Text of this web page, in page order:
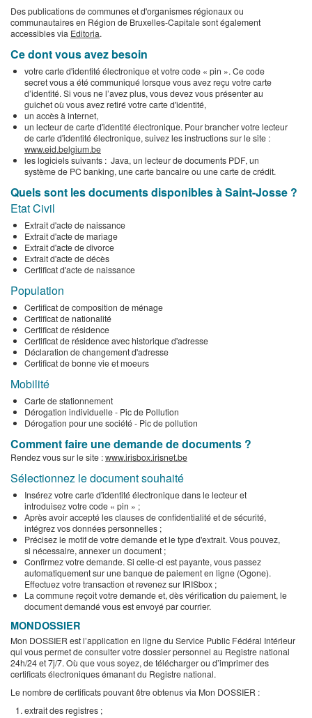
Des publications de communes et d'organismes régionaux ou
communautaires en Région de Bruxelles-Capitale sont également
accessibles via Editoria.
Ce dont vous avez besoin
votre carte d'identité électronique et votre code « pin ». Ce code
secret vous a été communiqué lorsque vous avez reçu votre carte
d’identité. Si vous ne l’avez plus, vous devez vous présenter au
guichet où vous avez retiré votre carte d'identité,
un accès à internet,
un lecteur de carte d'identité électronique. Pour brancher votre lecteur
de carte d'identité électronique, suivez les instructions sur le site :
www.eid.belgium.be
les logiciels suivants : Java, un lecteur de documents PDF, un
système de PC banking, une carte bancaire ou une carte de crédit.
Quels sont les documents disponibles à Saint-Josse ?
Etat Civil
Extrait d'acte de naissance
Extrait d'acte de mariage
Extrait d'acte de divorce
Extrait d'acte de décès
Certificat d'acte de naissance
Population
Certificat de composition de ménage
Certificat de nationalité
Certificat de résidence
Certificat de résidence avec historique d'adresse
Déclaration de changement d'adresse
Certificat de bonne vie et moeurs
Mobilité
Carte de stationnement
Dérogation individuelle - Pic de Pollution
Dérogation pour une société - Pic de pollution
Comment faire une demande de documents ?
Rendez vous sur le site :www.irisbox.irisnet.be
Sélectionnez le document souhaité
Insérez votre carte d'identité électronique dans le lecteur et
introduisez votre code « pin » ;
Après avoir accepté les clauses de confidentialité et de sécurité,
intégrez vos données personnelles ;
Précisez le motif de votre demande et le type d'extrait. Vous pouvez,
si nécessaire, annexer un document ;
Confirmez votre demande. Si celle-ci est payante, vous passez
automatiquement sur une banque de paiement en ligne (Ogone).
Effectuez votre transaction et revenez sur IRISbox ;
La commune reçoit votre demande et, dès vérification du paiement, le
document demandé vous est envoyé par courrier.
MONDOSSIER
Mon DOSSIER est l’application en ligne du Service Public Fédéral Intérieur
qui vous permet de consulter votre dossier personnel au Registre national
24h/24 et 7j/7. Où que vous soyez, de télécharger ou d’imprimer des
certificats électroniques émanant du Registre national.
Le nombre de certificats pouvant être obtenus via Mon DOSSIER :
extrait des registres ;